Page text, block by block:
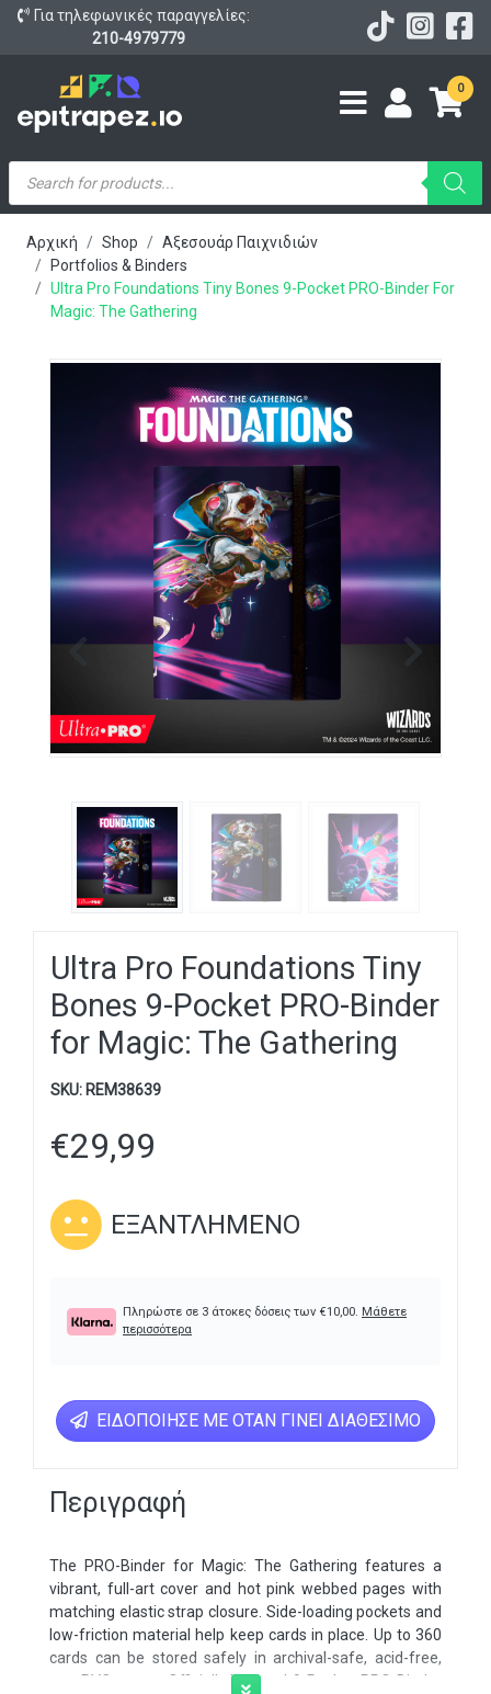
Για τηλεφωνικές παραγγελίες:
210-4979779
0
Products
search
Αρχική Shop
Αξεσουάρ Παιχνιδιών
Portfolios & Binders
Ultra Pro Foundations Tiny Bones 9-Pocket PRO-Binder For
Magic: The Gathering
Previous
Ultra Pro Foundations Tiny
Bones 9-Pocket PRO-Binder
for Magic: The Gathering
SKU: REM38639
€29,99
ΕΞΑΝΤΛΗΜΈΝΟ
Πληρώστε σε 3 άτοκες δόσεις των €10,00. Μάθετε
περισσότερα
ΕΙΔΟΠΟΊΗΣΕ ΜΕ ΌΤΑΝ ΓΊΝΕΙ ΔΙΑΘΈΣΙΜΟ
Περιγραφή
The PRO-Binder for Magic: The Gathering features a
vibrant, full-art cover and hot pink webbed pages with
matching elastic strap closure. Side-loading pockets and
low-friction material help keep cards in place. Up to 360
cards can be stored safely in archival-safe, acid-free,
non-PVC pages. Officially licensed 9-Pocket PRO-Binder